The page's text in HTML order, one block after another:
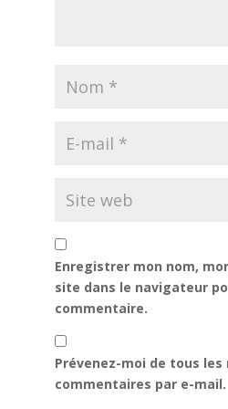
Enregistrer mon nom,
site dans le navigateur
commentaire.
Prévenez-moi de tous les
commentaires par e-mail.